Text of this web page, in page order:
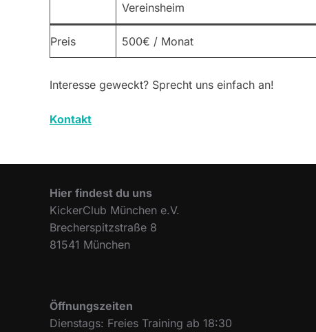
Vereinsheim
Preis 500€ / Monat
Interesse geweckt? Sprecht uns einfach an!
Kontakt
Hier findest du uns
KickerClub München e.V.
Brecherspitzstraße 8
81541 München
Öffnungszeiten
Dienstags: Freies Training ab 18:30